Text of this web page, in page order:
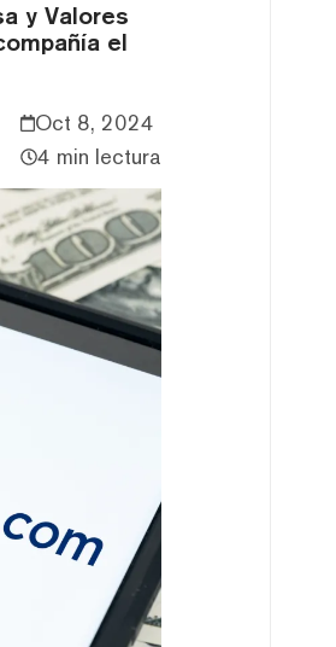
y Valores
el
Oct 8, 2024
4 min lectura